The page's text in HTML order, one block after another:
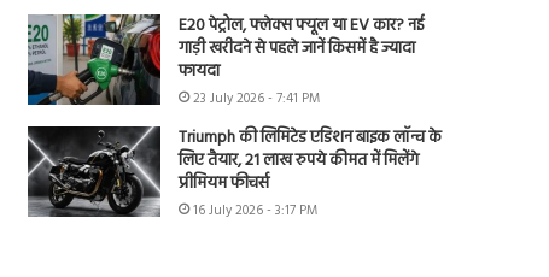
E20 पेट्रोल, फ्लेक्स फ्यूल या EV कार? नई
गाड़ी खरीदने से पहले जानें किसमें है ज्यादा
फायदा
23 July 2026 - 7:41 PM
Triumph की लिमिटेड एडिशन बाइक लॉन्च के
लिए तैयार, 21 लाख रुपये कीमत में मिलेंगे
प्रीमियम फीचर्स
16 July 2026 - 3:17 PM